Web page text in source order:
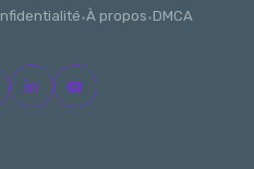
·À propos·DMCA